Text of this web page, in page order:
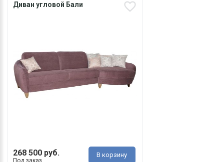
Диван угловой Бали
268 500 руб.
Под заказ
В корзину